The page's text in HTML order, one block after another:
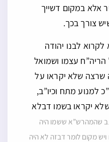
אלא במקום דשייך
צורך בכך.
לבנו יהודה
הריה”ח עצמו ושמואל
שרצה שלא יקראו על
למנוע מתח וכיו”ב,
יקראו בשמו דבלא
שהמהרש”א ששמו היה
מקום לומר דבזה לא היה